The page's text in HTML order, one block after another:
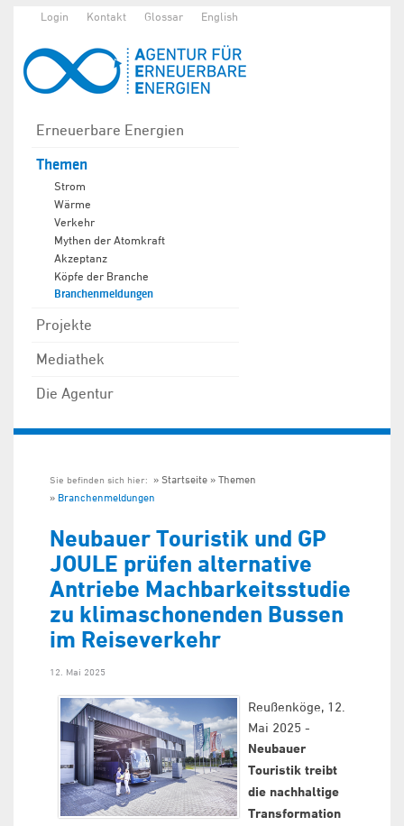
Login Kontakt Glossar English
Erneuerbare Energien
Themen
Strom
Wärme
Verkehr
Mythen der Atomkraft
Akzeptanz
Köpfe der Branche
Branchenmeldungen
Projekte
Mediathek
Die Agentur
Sie befinden sich hier: Startseite
Themen
Branchenmeldungen
Neubauer Touristik und GP
JOULE prüfen alternative
Antriebe Machbarkeitsstudie
zu klimaschonenden Bussen
im Reiseverkehr
12. Mai 2025
Reußenköge, 12.
Mai 2025 -
Neubauer
Touristik treibt
die nachhaltige
Transformation